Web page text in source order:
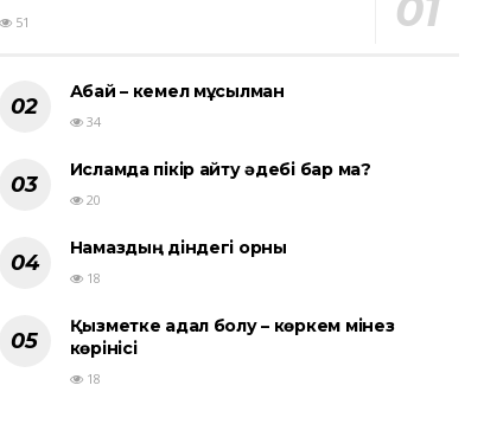
51
Абай – кемел мұсылман
34
Исламда пікір айту әдебі бар ма?
20
Намаздың діндегі орны
18
Қызметке адал болу – көркем мінез
көрінісі
18